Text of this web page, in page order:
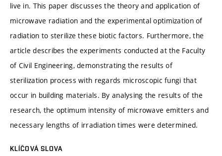
live in. This paper discusses the theory and application of
microwave radiation and the experimental optimization of
radiation to sterilize these biotic factors. Furthermore, the
article describes the experiments conducted at the Faculty
of Civil Engineering, demonstrating the results of
sterilization process with regards microscopic fungi that
occur in building materials. By analysing the results of the
research, the optimum intensity of microwave emitters and
necessary lengths of irradiation times were determined.
KLÍČOVÁ SLOVA